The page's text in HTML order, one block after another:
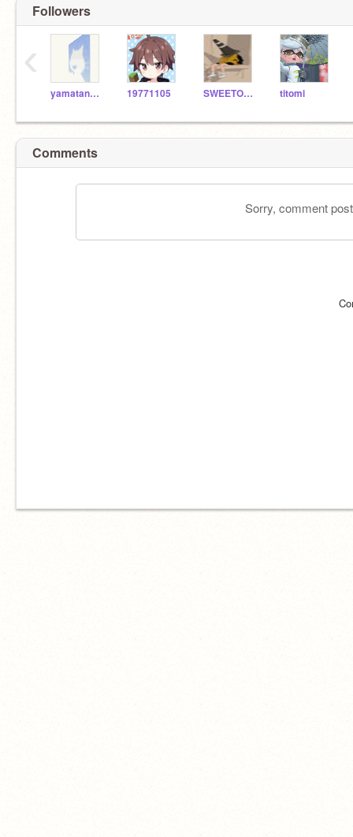
Followers
yamatanodaija 19771105 SWEETONLY titomi
‹
Comments
Sorry, comment